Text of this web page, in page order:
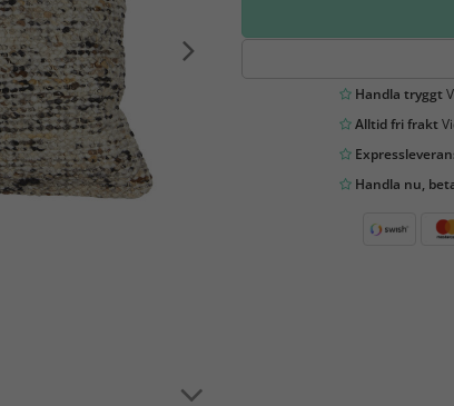
Handla tryggt
Alltid fri frakt
Handla nu,